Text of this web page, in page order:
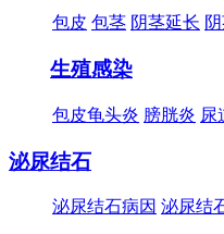
包皮 包茎 阴茎延长
生殖感染
包皮龟头炎 膀胱炎 尿
泌尿结石
泌尿结石病因 泌尿结